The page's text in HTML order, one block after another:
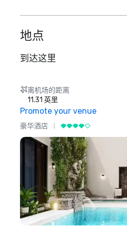
地点
到达这里
离机场的距离
11.31 英里
Promote your venue
豪华酒店